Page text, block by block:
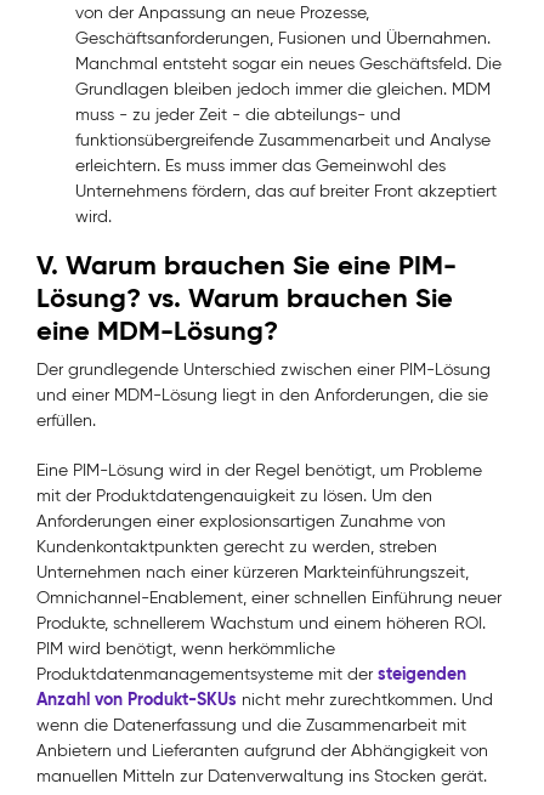
von der Anpassung an neue Prozesse,
Geschäftsanforderungen, Fusionen und Übernahmen.
Manchmal entsteht sogar ein neues Geschäftsfeld. Die
Grundlagen bleiben jedoch immer die gleichen. MDM
muss - zu jeder Zeit - die abteilungs- und
funktionsübergreifende Zusammenarbeit und Analyse
erleichtern. Es muss immer das Gemeinwohl des
Unternehmens fördern, das auf breiter Front akzeptiert
wird.
V. Warum brauchen Sie eine PIM-
Lösung? vs. Warum brauchen Sie
eine MDM-Lösung?
Der grundlegende Unterschied zwischen einer PIM-Lösung
und einer MDM-Lösung liegt in den Anforderungen, die sie
erfüllen.
Eine PIM-Lösung wird in der Regel benötigt, um Probleme
mit der Produktdatengenauigkeit zu lösen. Um den
Anforderungen einer explosionsartigen Zunahme von
Kundenkontaktpunkten gerecht zu werden, streben
Unternehmen nach einer kürzeren Markteinführungszeit,
Omnichannel-Enablement, einer schnellen Einführung neuer
Produkte, schnellerem Wachstum und einem höheren ROI.
PIM wird benötigt, wenn herkömmliche
Produktdatenmanagementsysteme mit der steigenden
Anzahl von Produkt-SKUs nicht mehr zurechtkommen. Und
wenn die Datenerfassung und die Zusammenarbeit mit
Anbietern und Lieferanten aufgrund der Abhängigkeit von
manuellen Mitteln zur Datenverwaltung ins Stocken gerät.